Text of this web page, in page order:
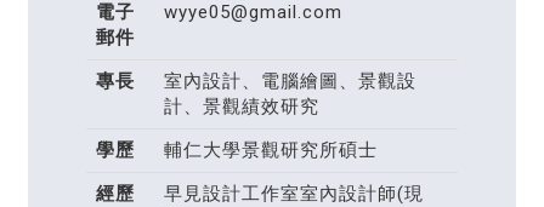
電子
郵件
wyye05@gmail.com
專長
室內設計、電腦繪圖、景觀設
計、景觀績效研究
學歷
輔仁大學景觀研究所碩士
經歷
早見設計工作室室內設計師(現